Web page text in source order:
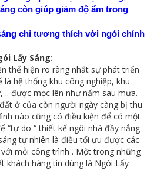
còn giúp giảm độ ẩm trong
chỉ tương thích với ngói chính
Lấy Sáng:
thể hiện rõ ràng nhất sự phát triển
hệ thống khu công nghiệp, khu
.. được mọc lên như nấm sau mưa.
ở của còn người ngày càng bị thu
nào cũng có điều kiện để có một
“tự do “ thiết kế ngôi nhà đầy nắng
tự nhiên là điều tối ưu được các
mỗi công trình . Một trong những
khách hàng tin dùng là Ngói Lấy